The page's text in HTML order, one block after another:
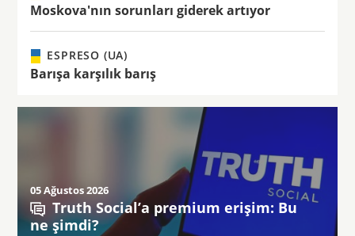
Moskova'nın sorunları giderek artıyor
ESPRESO (UA)
Barışa karşılık barış
05 Ağustos 2026
Truth Social’a premium erişim: Bu
ne şimdi?